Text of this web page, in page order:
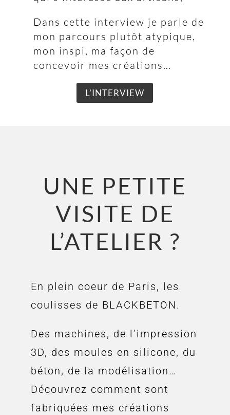
Dans cette interview je parle de
mon parcours plutôt atypique,
mon inspi, ma façon de
concevoir mes créations…
L'INTERVIEW
UNE PETITE
VISITE DE
L’ATELIER ?
En plein coeur de Paris, les
coulisses de BLACKBETON.
Des machines, de l’impression
3D, des moules en silicone, du
béton, de la modélisation…
Découvrez comment sont
fabriquées mes créations